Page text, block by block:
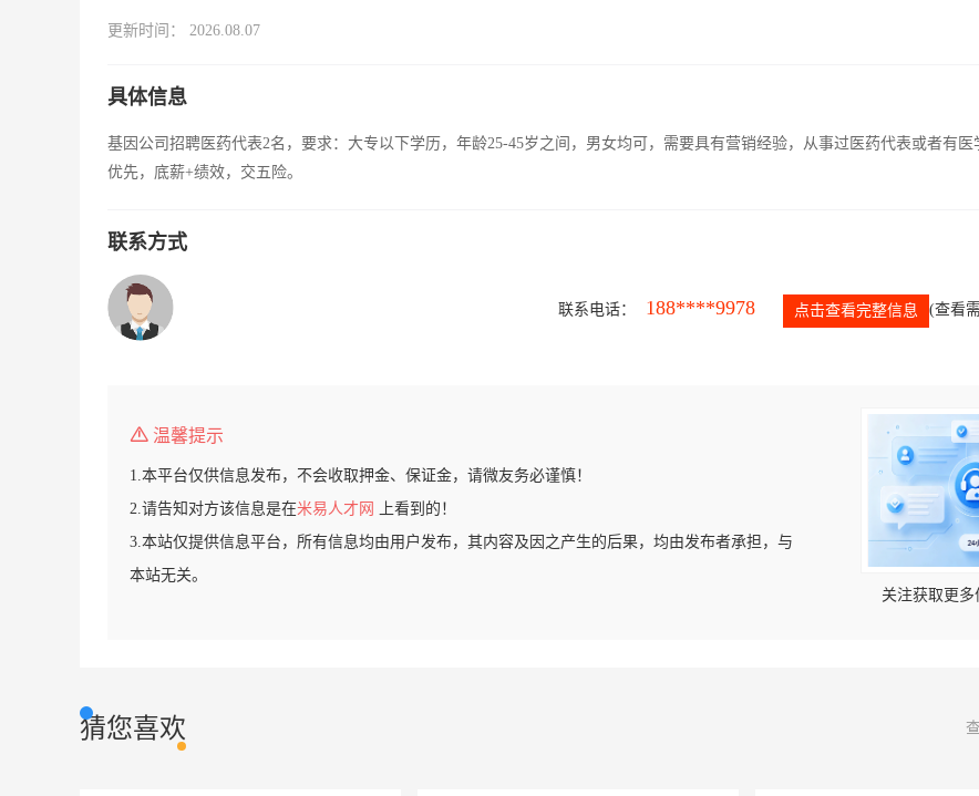
更新时间： 2026.08.07
具体信息
基因公司招聘医药代表2名，要求：大专以下学历，年龄25-45岁之间，男女均可，需要具有营销经验，从事过医药代表或者有医
优先，底薪+绩效，交五险。
联系方式
联系电话： 188****9978 点击查看完整信息 (查看
温馨提示
1.本平台仅供信息发布，不会收取押金、保证金，请微友务必谨慎！
2.请告知对方该信息是在米易人才网
上看到的！
3.本站仅提供信息平台，所有信息均由用户发布，其内容及因之产生的后果，均由发布者承担，与
本站无关。
关注获取更多
猜您喜欢